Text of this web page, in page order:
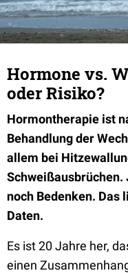
Hormone vs.
oder Risiko?
Hormontherapie ist
Behandlung der
allem bei
Schweißausbrüchen.
noch Bedenken. Das
Daten.
Es ist 20 Jahre her,
einen